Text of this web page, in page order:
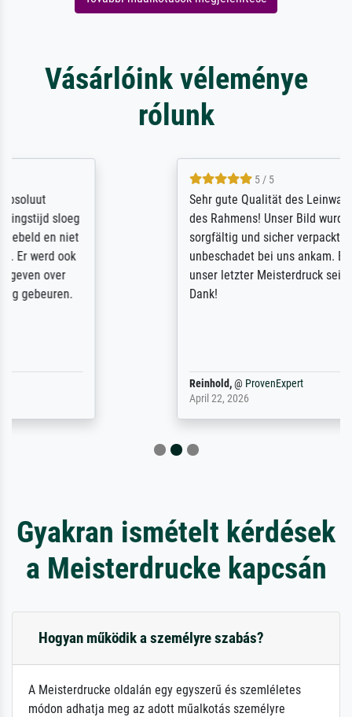
Vásárlóink véleménye
rólunk
Sehr gute Qualität des Leinwanddrucks und
des Rahmens! Unser Bild wurde sehr
sorgfältig und sicher verpackt, so dass es
unbeschadet bei uns ankam. Es wird nicht
unser letzter Meisterdruck sein. Vielen
Dank!
Gyakran ismételt kérdések
a Meisterdrucke kapcsán
Hogyan működik a személyre szabás?
A Meisterdrucke oldalán egy egyszerű és szemléletes
módon adhatja meg az adott műalkotás személyre